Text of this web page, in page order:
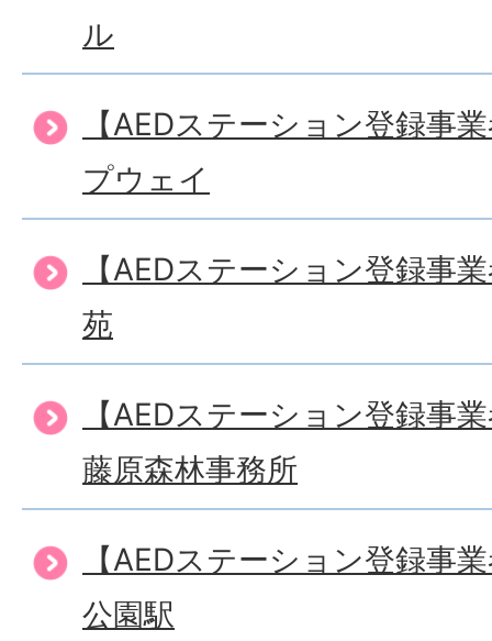
ル
【AEDステーション登録事
プウェイ
【AEDステーション登録事
苑
【AEDステーション登録事
藤原森林事務所
【AEDステーション登録事
公園駅